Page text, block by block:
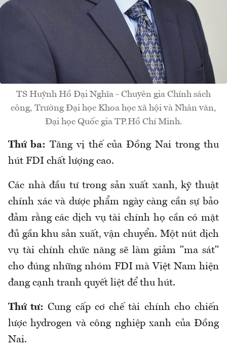
TS Huỳnh Hồ Đại Nghĩa - Chuyên gia Chính sách
công, Trường Đại học Khoa học xã hội và Nhân văn,
Đại học Quốc gia TP.Hồ Chí Minh.
Thứ ba: Tăng vị thế của Đồng Nai trong thu
hút FDI chất lượng cao.
Các nhà đầu tư trong sản xuất xanh, kỹ thuật
chính xác và dược phẩm ngày càng cần sự bảo
đảm rằng các dịch vụ tài chính họ cần có mặt
đủ gần khu sản xuất, vận chuyển. Một nút dịch
vụ tài chính chức năng sẽ làm giảm "ma sát"
cho đúng những nhóm FDI mà Việt Nam hiện
đang cạnh tranh quyết liệt để thu hút.
Thứ tư: Cung cấp cơ chế tài chính cho chiến
lược hydrogen và công nghiệp xanh của Đồng
Nai.